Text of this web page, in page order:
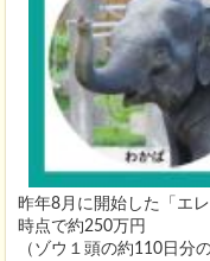
昨年8月に開始した「エ
時点で約250万円
（ゾウ１頭の約110日分